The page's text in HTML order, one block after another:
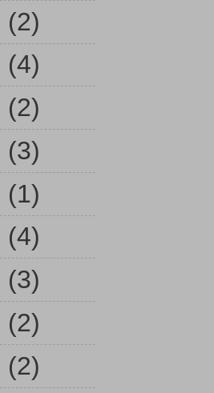
(2)
(4)
(2)
(3)
(1)
(4)
(3)
(2)
(2)